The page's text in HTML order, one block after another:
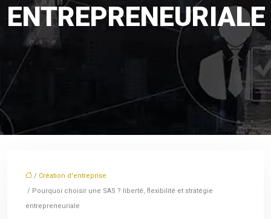
ENTREPRENEURIALE
/ Création d'entreprise
/ Pourquoi choisir une SAS ? liberté, flexibilité et stratégie
entrepreneuriale